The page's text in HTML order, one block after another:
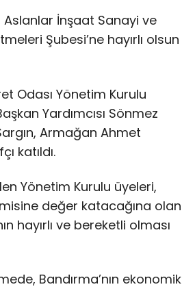
Aslanlar İnşaat Sanayi ve
Şubesi’ne hayırlı olsun
Odası Yönetim Kurulu
Yardımcısı Sönmez
Armağan Ahmet
katıldı.
Yönetim Kurulu üyeleri,
değer katacağına olan
hayırlı ve bereketli olması
Bandırma’nın ekonomik